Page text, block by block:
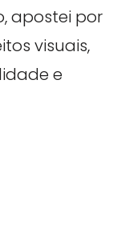
apostei por
visuais,
e